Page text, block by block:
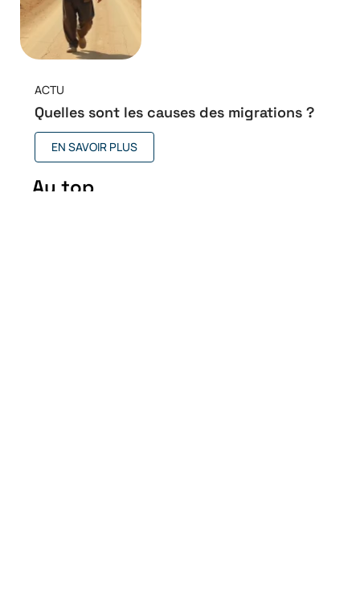
ACTU
Quelles sont les causes des migrations ?
EN SAVOIR PLUS
Au top